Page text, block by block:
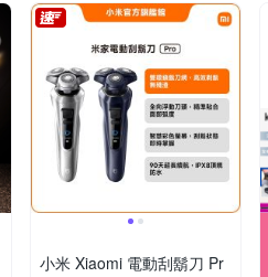
小米 Xiaomi 電動刮鬍刀 Pr